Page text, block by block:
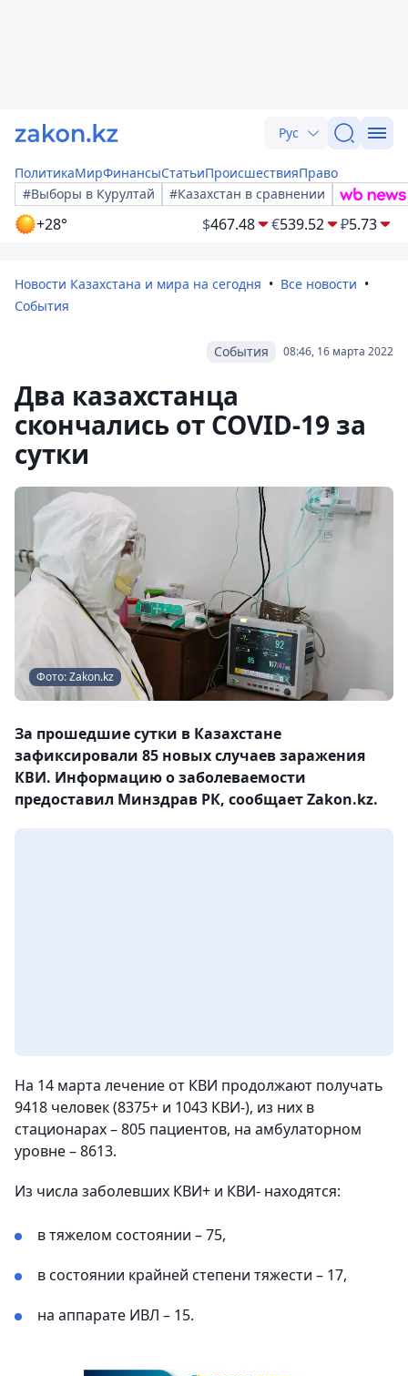
Рус
ПолитикаМирФинансыСтатьиПроисшествияПраво
#Выборы в Курултай
#Казахстан в сравнении
+28° $467.48 €539.52 ₽5.73
Новости Казахстана и мира на сегодня
Все новости
События
08:46, 16 марта 2022
События
Два казахстанца
скончались от COVID-19 за
сутки
Фото: Zakon.kz
За прошедшие сутки в Казахстане
зафиксировали 85 новых случаев заражения
КВИ. Информацию о заболеваемости
предоставил Минздрав РК, сообщает Zakon.kz.
На 14 марта лечение от КВИ продолжают получать
9418 человек (8375+ и 1043 КВИ-), из них в
стационарах – 805 пациентов, на амбулаторном
уровне – 8613.
Из числа заболевших КВИ+ и КВИ- находятся:
в тяжелом состоянии – 75,
в состоянии крайней степени тяжести – 17,
на аппарате ИВЛ – 15.